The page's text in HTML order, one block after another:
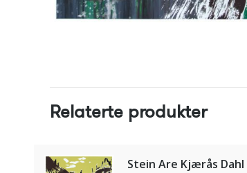
Relaterte produkter
Stein Are Kjærås